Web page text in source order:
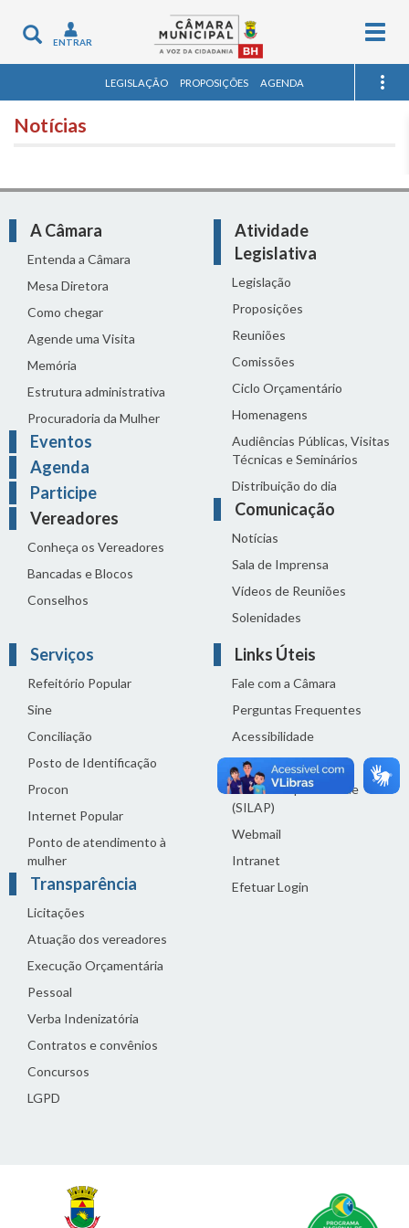
Toggle
navigation
ENTRAR
LEGISLAÇÃO PROPOSIÇÕES AGENDA
Notícias
A Câmara
Entenda a Câmara
Mesa Diretora
Como chegar
Agende uma Visita
Memória
Estrutura administrativa
Procuradoria da Mulher
Eventos
Agenda
Participe
Vereadores
Conheça os Vereadores
Bancadas e Blocos
Conselhos
Atividade
Legislativa
Legislação
Proposições
Reuniões
Comissões
Ciclo Orçamentário
Homenagens
Audiências Públicas, Visitas
Técnicas e Seminários
Distribuição do dia
Comunicação
Notícias
Sala de Imprensa
Vídeos de Reuniões
Solenidades
Serviços
Refeitório Popular
Sine
Conciliação
Posto de Identificação
Procon
Internet Popular
Ponto de atendimento à
mulher
Transparência
Licitações
Atuação dos vereadores
Execução Orçamentária
Pessoal
Verba Indenizatória
Contratos e convênios
Concursos
LGPD
Links Úteis
Fale com a Câmara
Perguntas Frequentes
Acessibilidade
Termos de uso
Política de privacidade
(SILAP)
Webmail
Intranet
Efetuar Login